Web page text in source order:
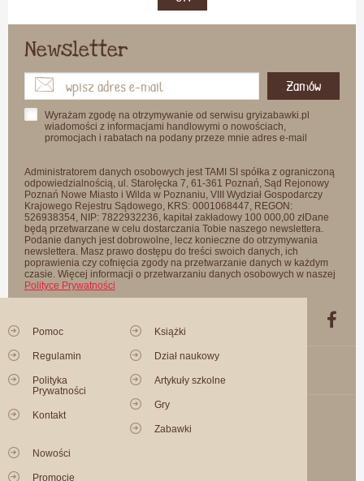
Newsletter
Zamów
Wyrażam zgodę na otrzymywanie od serwisu gryizabawki.pl
wiadomości z informacjami handlowymi o nowościach,
promocjach i rabatach na podany przeze mnie adres e-mail
Administratorem danych osobowych jest TAMI SI spółka z ograniczoną
odpowiedzialnością, ul. Starołęcka 7, 61-361 Poznań, Sąd Rejonowy
Poznań Nowe Miasto i Wilda w Poznaniu, VIII Wydział Gospodarczy
Krajowego Rejestru Sądowego, KRS: 0001068447, REGON:
526938354, NIP: 7822932236, kapitał zakładowy 100 000,00 złDane
będą przetwarzane w celu dostarczania Tobie naszego newslettera.
Podanie danych jest dobrowolne, lecz konieczne do otrzymywania
newslettera. Masz prawo dostępu do treści swoich danych, ich
poprawienia czy cofnięcia zgody na przetwarzanie danych w każdym
czasie. Więcej informacji o przetwarzaniu danych osobowych w naszej
Polityce Prywatności
Pomoc
Regulamin
Polityka
Prywatności
Kontakt
Książki
Dział naukowy
Artykuły szkolne
Gry
Zabawki
Nowości
Promocje